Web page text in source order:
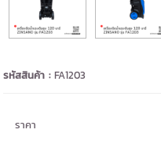
รหัสสินค้า :FA1203
ราคา